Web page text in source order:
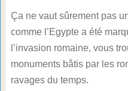
Ça ne vaut sûrement pas
comme l’Egypte a été
l’invasion romaine, vous
monuments bâtis par les
ravages du temps.